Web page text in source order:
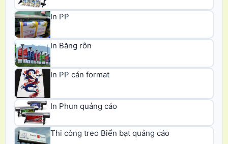
In PP
In Băng rôn
In PP cán format
In Phun quảng cáo
Thi công treo Biển bạt quảng cáo